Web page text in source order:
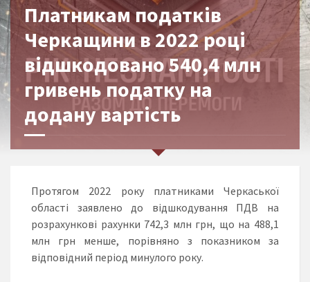
Платникам податків
Черкащини в 2022 році
відшкодовано 540,4 млн
гривень податку на
додану вартість
Протягом 2022 року платниками Черкаської
області заявлено до відшкодування ПДВ на
розрахункові рахунки 742,3 млн грн, що на 488,1
млн грн менше, порівняно з показником за
відповідний період минулого року.